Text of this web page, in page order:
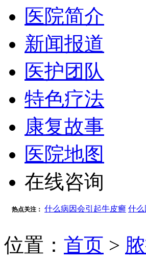
医院简介
新闻报道
医护团队
特色疗法
康复故事
医院地图
在线咨询
热点关注： 什么病因会引起牛皮癣 什么
位置： 首页 >